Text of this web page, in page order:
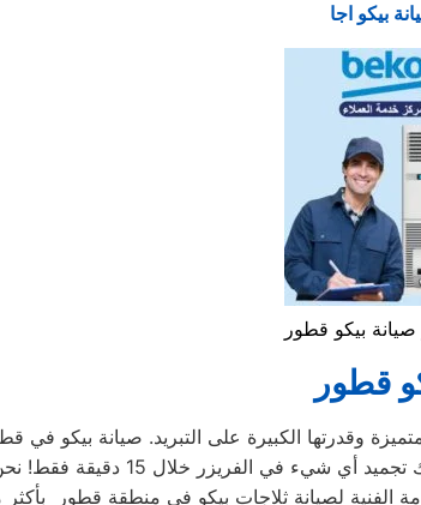
بيكو اجا
بيكو قطور
قطور
وقدرتها الكبيرة على التبريد. صيانة بيكو في
الأحجام، حيث تتوفر الصغيرة ذات السعة الكبيرة